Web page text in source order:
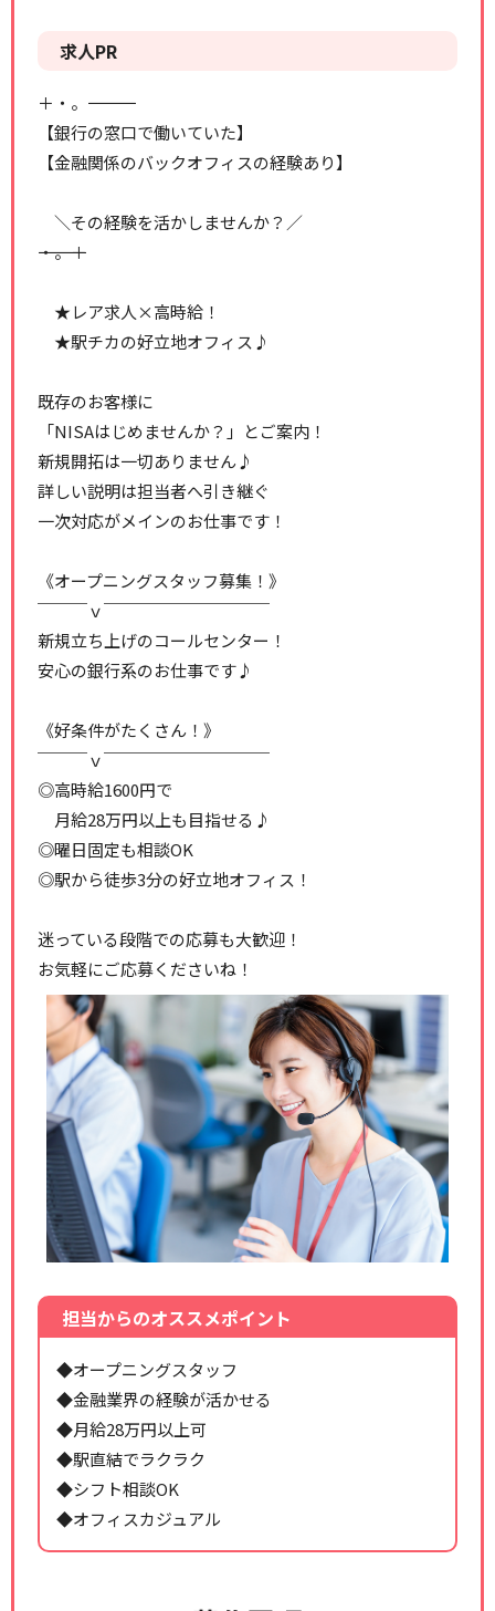
求人PR
＋・。―――――――――――――――
【銀行の窓口で働いていた】
【金融関係のバックオフィスの経験あり】
＼その経験を活かしませんか？／
―――――――――――――――・。＋
★レア求人×高時給！
★駅チカの好立地オフィス♪
既存のお客様に
「NISAはじめませんか？」とご案内！
新規開拓は一切ありません♪
詳しい説明は担当者へ引き継ぐ
一次対応がメインのお仕事です！
《オープニングスタッフ募集！》
￣￣￣ｖ￣￣￣￣￣￣￣￣￣￣
新規立ち上げのコールセンター！
安心の銀行系のお仕事です♪
《好条件がたくさん！》
￣￣￣ｖ￣￣￣￣￣￣￣￣￣￣
◎高時給1600円で
月給28万円以上も目指せる♪
◎曜日固定も相談OK
◎駅から徒歩3分の好立地オフィス！
迷っている段階での応募も大歓迎！
お気軽にご応募くださいね！
担当からのオススメポイント
◆オープニングスタッフ
◆金融業界の経験が活かせる
◆月給28万円以上可
◆駅直結でラクラク
◆シフト相談OK
◆オフィスカジュアル